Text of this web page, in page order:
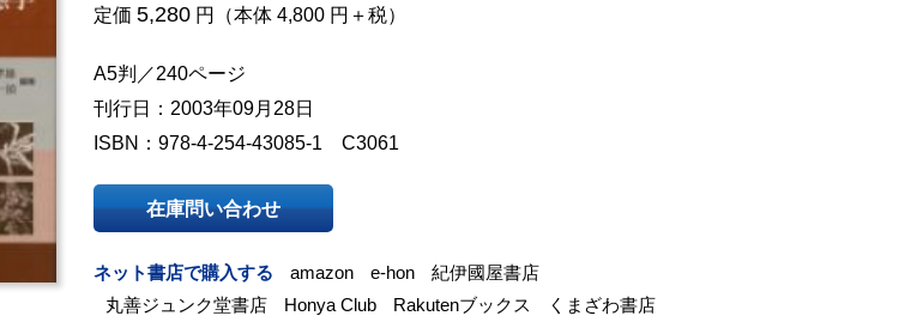
定価 5,280 円（本体 4,800 円＋税）
A5判／240ページ
刊行日：2003年09月28日
ISBN：978-4-254-43085-1 C3061
在庫問い合わせ
ネット書店で購入する amazon e-hon
紀伊國屋書店
丸善ジュンク堂書店
Honya Club Rakutenブックス くまざわ書店